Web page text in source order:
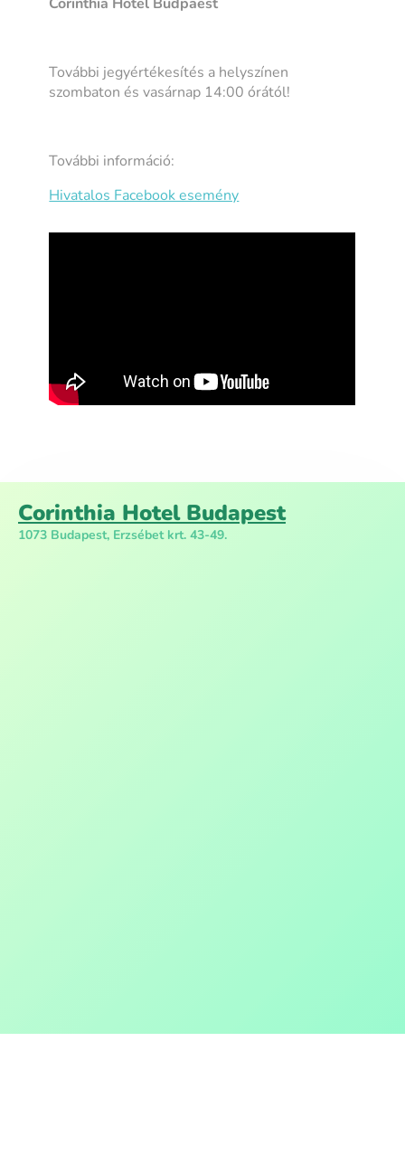
További jegyértékesítés a helyszínen
szombaton és vasárnap 14:00 órától!
További információ:
Hivatalos Facebook esemény
Corinthia Hotel Budapest
1073 Budapest, Erzsébet krt. 43-49.